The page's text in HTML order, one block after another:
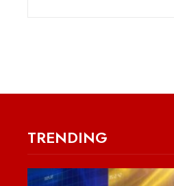
TRENDING